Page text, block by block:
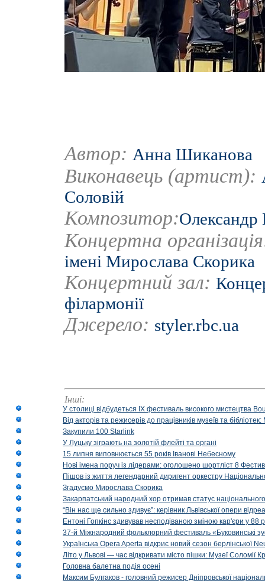
Автор: Анна Шиканова
Виконавець (артист):
Соловій
Композитор:Олександр
Концертна
імені Мирослава Скорика
Концертний зал:
філармонії
Джерело: styler.rbc.ua
Інші:
У столиці відбудеться IX фестиваль високого мистецтва
Від акторів та режисерів до працівників музеїв та
Закупили 100 Starlink
У Луцьку зіграють на золотій флейті та органі
15 липня виповнюється 55 років Іванові Небесному
Нові імена поруч із лідерами: оголошено шортліст 8
Пішов із життя легендарний диригент оркестру
Згадуємо Мирослава Скорика
Закарпатський народний хор отримав статус національного
“Він нас ще сильно здивує”: керівник Львівської опери
Ентоні Гопкінс здивував несподіваною зміною кар'єри у 88
37-й Міжнародний фольклорний фестиваль «Буковинські
Українська Opera Aperta відкриє новий сезон берлінської
Літо у Львові — час відкривати місто пішки: Музеї Соломії
Головна балетна подія осені
Максим Булгаков - головний режисер Дніпровської